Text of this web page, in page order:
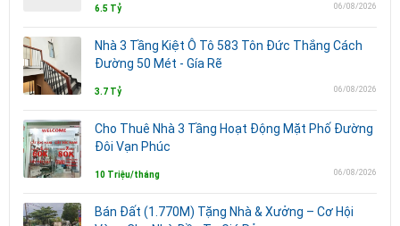
6.5 Tỷ 06/08/2026
Nhà 3 Tầng Kiệt Ô Tô 583 Tôn Đức Thắng Cách
Đường 50 Mét - Gía Rẽ
3.7 Tỷ 06/08/2026
Cho Thuê Nhà 3 Tầng Hoạt Động Mặt Phố Đường
Đôi Vạn Phúc
10 Triệu/tháng 06/08/2026
Bán Đất (1.770M) Tặng Nhà & Xưởng – Cơ Hội